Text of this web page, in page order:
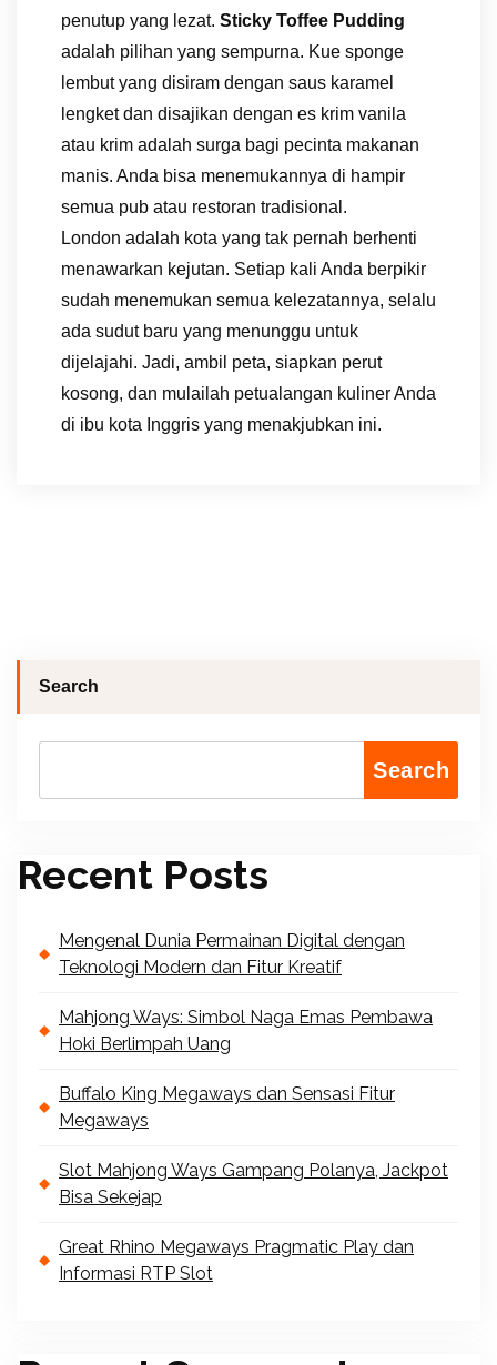
penutup yang lezat. Sticky Toffee Pudding
adalah pilihan yang sempurna. Kue sponge
lembut yang disiram dengan saus karamel
lengket dan disajikan dengan es krim vanila
atau krim adalah surga bagi pecinta makanan
manis. Anda bisa menemukannya di hampir
semua pub atau restoran tradisional.
London adalah kota yang tak pernah berhenti
menawarkan kejutan. Setiap kali Anda berpikir
sudah menemukan semua kelezatannya, selalu
ada sudut baru yang menunggu untuk
dijelajahi. Jadi, ambil peta, siapkan perut
kosong, dan mulailah petualangan kuliner Anda
di ibu kota Inggris yang menakjubkan ini.
Search
Search
Recent Posts
Mengenal Dunia Permainan Digital dengan
Teknologi Modern dan Fitur Kreatif
Mahjong Ways: Simbol Naga Emas Pembawa
Hoki Berlimpah Uang
Buffalo King Megaways dan Sensasi Fitur
Megaways
Slot Mahjong Ways Gampang Polanya, Jackpot
Bisa Sekejap
Great Rhino Megaways Pragmatic Play dan
Informasi RTP Slot